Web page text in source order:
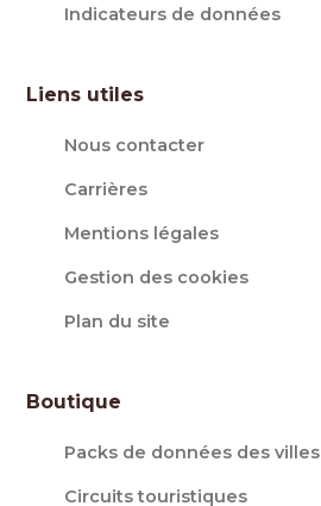
Indicateurs de données
Liens utiles
Nous contacter
Carrières
Mentions légales
Gestion des cookies
Plan du site
Boutique
Packs de données des villes
Circuits touristiques